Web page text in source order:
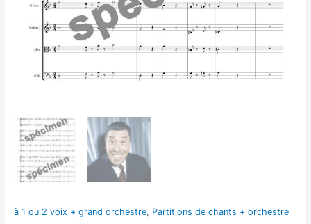
à 1 ou 2 voix + grand orchestre, Partitions de chants + orchestre